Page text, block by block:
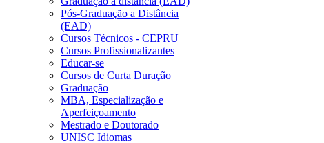
Pós-Graduação a Distância
(EAD)
Cursos Técnicos - CEPRU
Cursos Profissionalizantes
Educar-se
Cursos de Curta Duração
Graduação
MBA, Especialização e
Aperfeiçoamento
Mestrado e Doutorado
UNISC Idiomas